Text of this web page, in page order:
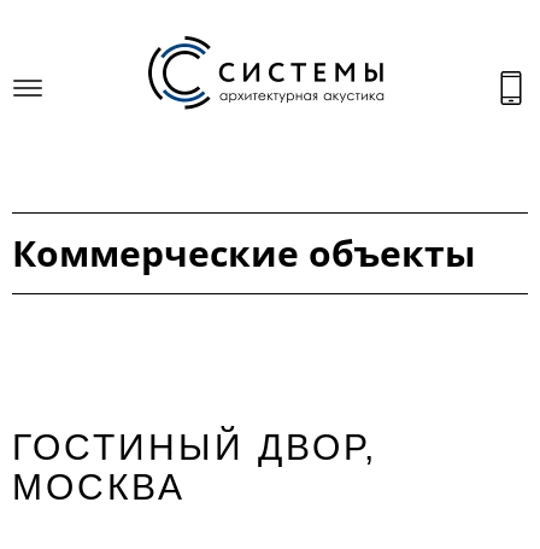
Коммерческие объекты
ГОСТИНЫЙ ДВОР,
МОСКВА